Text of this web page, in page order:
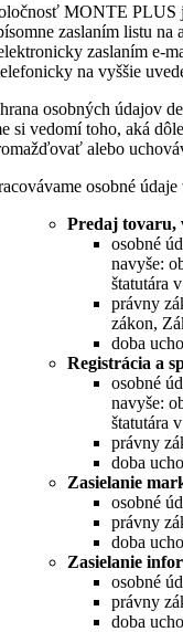
MONTE PLUS
zaslaním listu na
zaslaním e-
na vyššie
osobných údajov
si vedomí toho, aká
alebo
osobné
Predaj tovaru,
osobné
navyše:
štatutára
právny
zákon,
doba
Registrácia a
osobné
navyše:
štatutára
právny
doba
Zasielanie
osobné
právny
doba
Zasielanie
osobné
právny
doba